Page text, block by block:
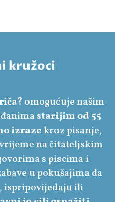
kružoci
omogućuje našim
starijim od 55
izrazekroz pisanje,
na čitateljskim
s piscima i
u pokušajima da
ispripovijedaju ili